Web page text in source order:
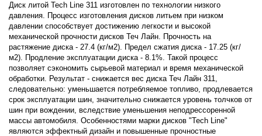
Диск литой Tech Line 311 изготовлен по технологии низкого
давления. Процесс изготовления дисков литьем при низком
давлении способствует достижению легкости и высокой
механической прочности дисков Теч Лайн. Прочность на
растяжение диска - 27.4 (кг/м2). Предел сжатия диска - 17.25 (кг/
м2). Продление эксплуатации диска - 8.1%. Такой процесс
позволяет сэкономить сырьевой материал и время механической
обработки. Результат - снижается вес диска Теч Лайн 311,
следовательно: уменьшается потребляемое топливо, продлевается
срок эксплуатации шин, значительно снижается уровень толчков от
шин при вождении, вследствие уменьшения неподрессоренной
массы автомобиля. Особенностями марки дисков "Tech Line"
являются эффектный дизайн и повышенные прочностные